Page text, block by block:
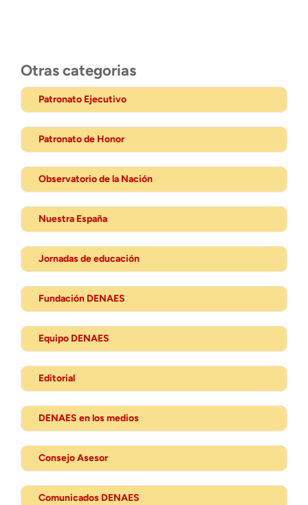
Otras categorias
Patronato Ejecutivo
Patronato de Honor
Observatorio de la Nación
Nuestra España
Jornadas de educación
Fundación DENAES
Equipo DENAES
Editorial
DENAES en los medios
Consejo Asesor
Comunicados DENAES